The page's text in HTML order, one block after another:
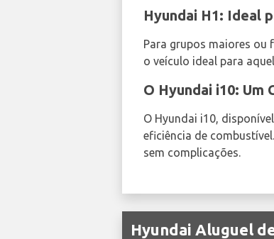
Hyundai H1: Ideal
Para grupos maiores ou
o veículo ideal para
O Hyundai i10: Um
O Hyundai i10,
eficiência de
sem complicações.
Hyundai Aluguel